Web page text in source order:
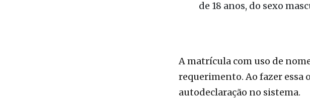
autodeclaração no sistema.
O candidato que ingressou